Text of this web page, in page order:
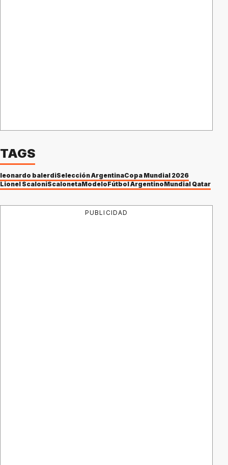
TAGS
leonardo balerdiSelección ArgentinaCopa Mundial 2026
Lionel ScaloniScalonetaModeloFútbol ArgentinoMundial Qatar
PUBLICIDAD